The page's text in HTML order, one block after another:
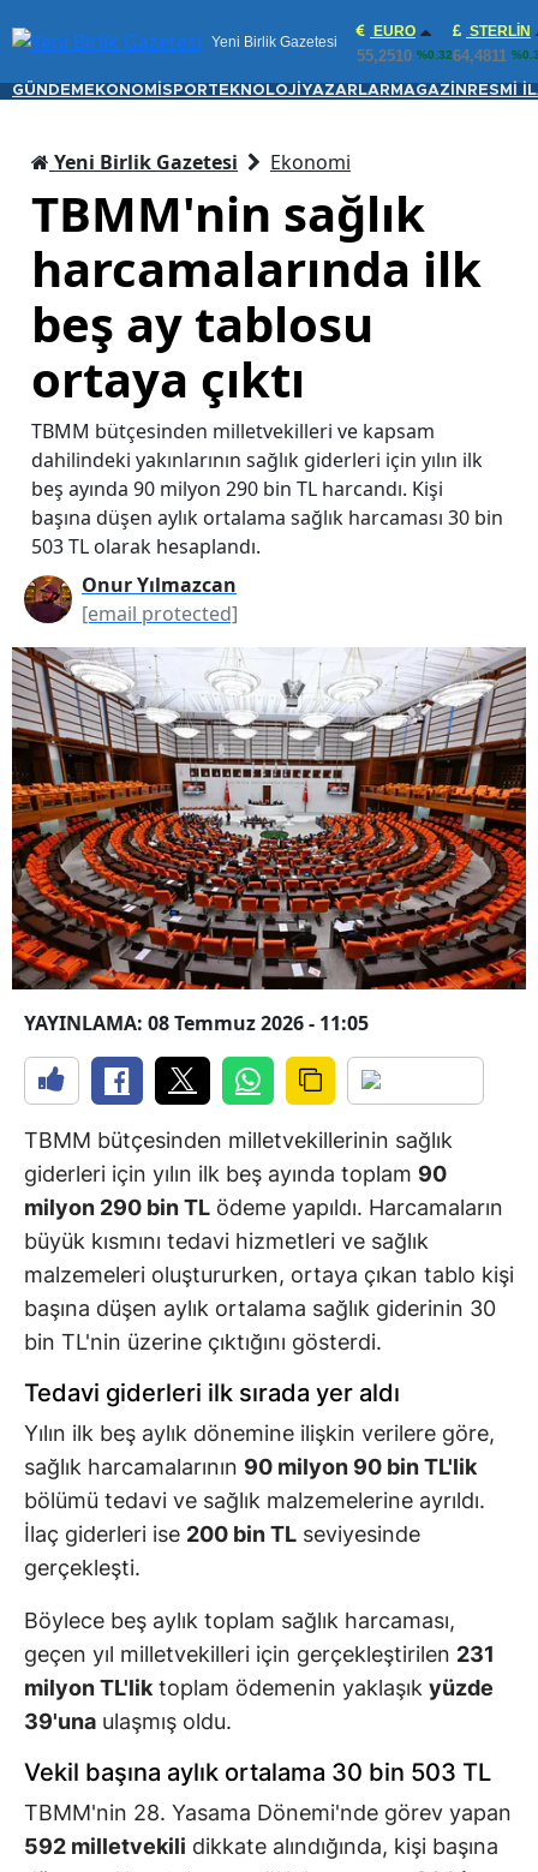
Yeni Birlik Gazetesi
EURO
55,2510 %0.32
STERLIN
64,4811
GÜNDEM EKONOMİ SPORTEKNOLOJİ YAZARLAR MAGAZİN RESMİ
Yeni Birlik Gazetesi Ekonomi
TBMM'nin sağlık
harcamalarında ilk
beş ay tablosu
ortaya çıktı
TBMM bütçesinden milletvekilleri ve kapsam
dahilindeki yakınlarının sağlık giderleri için yılın ilk
beş ayında 90 milyon 290 bin TL harcandı. Kişi
başına düşen aylık ortalama sağlık harcaması 30 bin
503 TL olarak hesaplandı.
Onur Yılmazcan
[email protected]
YAYINLAMA: 08 Temmuz 2026 - 11:05
TBMM bütçesinden milletvekillerinin sağlık
giderleri için yılın ilk beş ayında toplam 90
milyon 290 bin TL ödeme yapıldı. Harcamaların
büyük kısmını tedavi hizmetleri ve sağlık
malzemeleri oluştururken, ortaya çıkan tablo kişi
başına düşen aylık ortalama sağlık giderinin 30
bin TL'nin üzerine çıktığını gösterdi.
Tedavi giderleri ilk sırada yer aldı
Yılın ilk beş aylık dönemine ilişkin verilere göre,
sağlık harcamalarının 90 milyon 90 bin TL'lik
bölümü tedavi ve sağlık malzemelerine ayrıldı.
İlaç giderleri ise 200 bin TL seviyesinde
gerçekleşti.
Böylece beş aylık toplam sağlık harcaması,
geçen yıl milletvekilleri için gerçekleştirilen 231
milyon TL'liktoplam ödemenin yaklaşık yüzde
39'una ulaşmış oldu.
Vekil başına aylık ortalama 30 bin 503 TL
TBMM'nin 28. Yasama Dönemi'nde görev yapan
592 milletvekili dikkate alındığında, kişi başına